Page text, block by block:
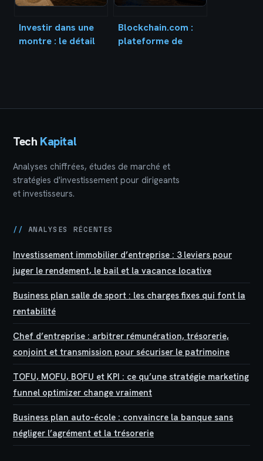
Investir dans une
montre : le détail
Blockchain.com :
plateforme de
Tech Kapital
Analyses chiffrées, études de marché et
stratégies d'investissement pour dirigeants
et investisseurs.
// ANALYSES RÉCENTES
Investissement immobilier d’entreprise : 3 leviers pour
juger le rendement, le bail et la vacance locative
Business plan salle de sport : les charges fixes qui font la
rentabilité
Chef d’entreprise : arbitrer rémunération, trésorerie,
conjoint et transmission pour sécuriser le patrimoine
TOFU, MOFU, BOFU et KPI : ce qu’une stratégie marketing
funnel optimizer change vraiment
Business plan auto-école : convaincre la banque sans
négliger l’agrément et la trésorerie